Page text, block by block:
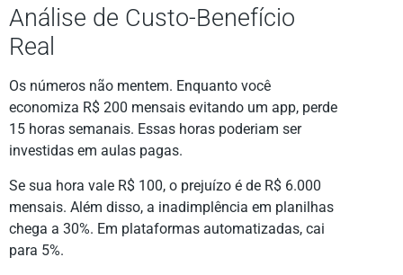
Análise de Custo-Benefício
Real
Os números não mentem. Enquanto você
economiza R$ 200 mensais evitando um app, perde
15 horas semanais. Essas horas poderiam ser
investidas em aulas pagas.
Se sua hora vale R$ 100, o prejuízo é de R$ 6.000
mensais. Além disso, a inadimplência em planilhas
chega a 30%. Em plataformas automatizadas, cai
para 5%.